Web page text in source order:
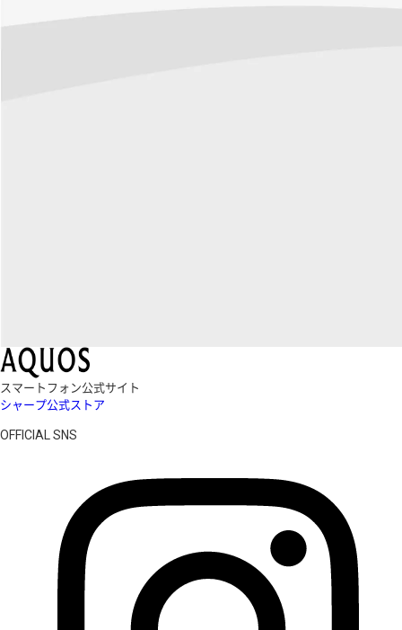
スマートフォン公式サイト
シャープ公式ストア
OFFICIAL SNS